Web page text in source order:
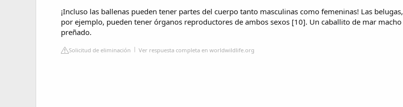
¡Incluso las ballenas pueden tener partes del cuerpo tanto masculinas como femeninas! Las belugas,
por ejemplo, pueden tener órganos reproductores de ambos sexos [10]. Un caballito de mar macho
preñado.
Solicitud de eliminación Ver respuesta completa en worldwildlife.org